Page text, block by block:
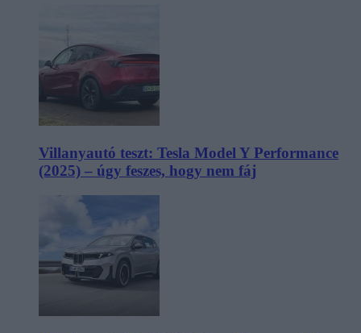
Villanyautó teszt: Tesla Model Y Performance
(2025) – úgy feszes, hogy nem fáj